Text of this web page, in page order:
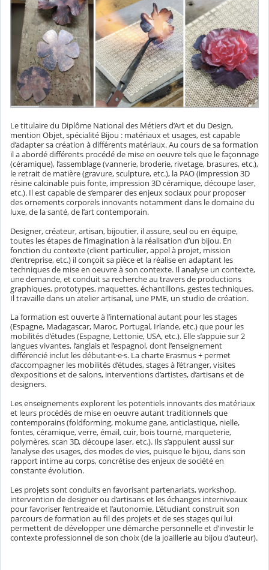
Le titulaire du Diplôme National des Métiers d’Art et du Design,
mention Objet, spécialité Bijou : matériaux et usages, est capable
d’adapter sa création à différents matériaux. Au cours de sa formation
il a abordé différents procédé de mise en oeuvre tels que le façonnage
(céramique), l’assemblage (vannerie, broderie, rivetage, brasures, etc.),
le retrait de matière (gravure, sculpture, etc.), la PAO (impression 3D
résine calcinable puis fonte, impression 3D céramique, découpe laser,
etc.). Il est capable de s’emparer des enjeux sociaux pour proposer
des ornements corporels innovants notamment dans le domaine du
luxe, de la santé, de l’art contemporain.
Designer, créateur, artisan, bijoutier, il assure, seul ou en équipe,
toutes les étapes de l’imagination à la réalisation d’un bijou. En
fonction du contexte (client particulier, appel à projet, mission
d’entreprise, etc.) il conçoit sa pièce et la réalise en adaptant les
techniques de mise en oeuvre à son contexte. Il analyse un contexte,
une demande, et conduit sa recherche au travers de productions
graphiques, prototypes, maquettes, échantillons, gestes techniques.
Il travaille dans un atelier artisanal, une PME, un studio de création.
La formation est ouverte à l’international autant pour les stages
(Espagne, Madagascar, Maroc, Portugal, Irlande, etc.) que pour les
mobilités d’études (Espagne, Lettonie, USA, etc.). Elle s’appuie sur 2
langues vivantes, l’anglais et l’espagnol, dont l’enseignement
différencié inclut les débutant·e·s. La charte Erasmus + permet
d’accompagner les mobilités d’études, stages à l’étranger, visites
d’expositions et de salons, interventions d’artistes, d’artisans et de
designers.
Les enseignements explorent les potentiels innovants des matériaux
et leurs procédés de mise en oeuvre autant traditionnels que
contemporains (foldforming, mokume gane, anticlastique, nielle,
fontes, céramique, verre, émail, cuir, bois tourné, marqueterie,
polymères, scan 3D, découpe laser, etc.). Ils s’appuient aussi sur
l’analyse des usages, des modes de vies, puisque le bijou, dans son
rapport intime au corps, concrétise des enjeux de société en
constante évolution.
Les projets sont conduits en favorisant partenariats, workshop,
intervention de designer ou d’artisans et les échanges interniveaux
pour favoriser l’entreaide et l’autonomie. L’étudiant construit son
parcours de formation au fil des projets et de ses stages qui lui
permettent de développer une démarche personnelle et d’investir le
contexte professionnel de son choix (de la joaillerie au bijou d’auteur).